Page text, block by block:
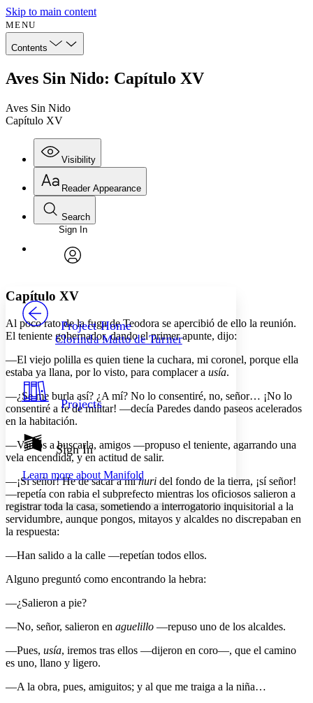
Skip to main content
MENU
Contents
Aves Sin Nido: Capítulo XV
Aves Sin Nido
Capítulo XV
Visibility
Annotations
Others
Your highlights
Resources
Show all Hide all
Reader Appearance
Font
Font style
Decrease font size Increase font size
Decrease font size Increase font size
Color Scheme
Light
Annotation contrast
abc Low
abc High
Margins
Reset to Defaults
Search
Enter search criteria
Search within:
PROJECT
Sign In
Project Home
Clorinda Matto de Turner
Projects
Sign In
Learn more about Manifold
Capítulo XV
Al poco rato de la fuga de Teodora se apercibió de ello la reunión.
El teniente gobernador, dando el primer apunte, dijo:
—El viejo polilla es quien tiene la cuchara, mi coronel, porque ella
estaba ya llana, por lo visto, para complacer a usía.
—¿Se me burla así? ¿A mí? No lo consentiré, no, señor… ¡No lo
consentiré a fe de militar! —decía Paredes dando paseos acelerados
en la habitación.
—Vamos a buscarla, amigos —propuso el teniente, agarrando una
vela encendida, y en actitud de salir.
—¡Sí señor! He de sacar a mihuri del fondo de la tierra, ¡sí señor!
—repetía con rabia el subprefecto mientras los oficiosos salieron a
registrar toda la casa, sometiendo a interrogatorio inquisitorial a la
servidumbre, aunque pongos, mitayos y alcaldes no discrepaban en
la respuesta:
—Han salido a la calle —repetían todos ellos.
Alguno preguntó como encontrando la hebra:
—¿Salieron a pie?
—No, señor, salieron en aguelillo —repuso uno de los alcaldes.
—Pues, usía, iremos tras ellos —dijeron en coro—, que el camino
es uno, llano y ligero.
—A la obra, pues, amiguitos; y al que me traiga a la niña…